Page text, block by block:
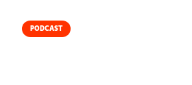
PODCAST